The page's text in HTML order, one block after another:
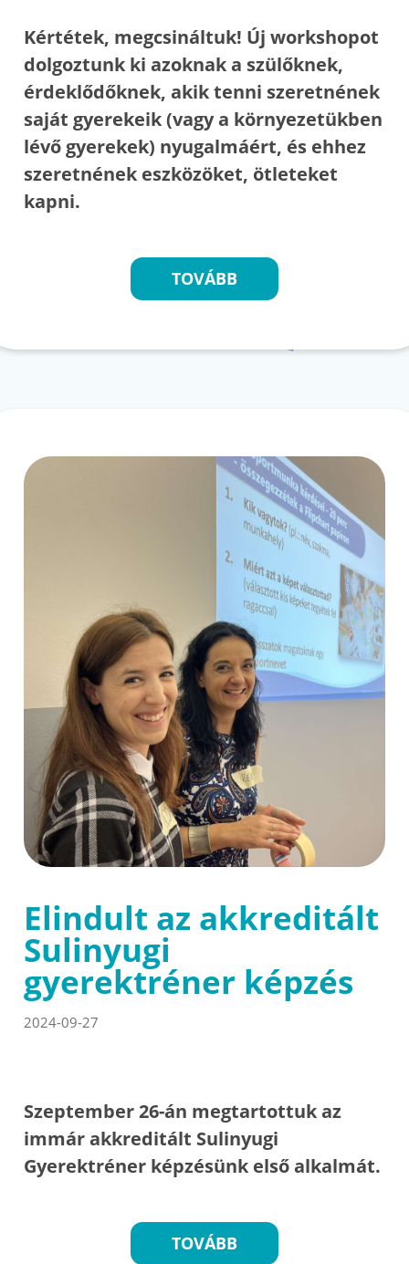
Kértétek, megcsináltuk! Új workshopot
dolgoztunk ki azoknak a szülőknek,
érdeklődőknek, akik tenni szeretnének
saját gyerekeik (vagy a környezetükben
lévő gyerekek) nyugalmáért, és ehhez
szeretnének eszközöket, ötleteket
kapni.
TOVÁBB
Elindult az akkreditált
Sulinyugi
gyerektréner képzés
2024-09-27
Szeptember 26-án megtartottuk az
immár akkreditált Sulinyugi
Gyerektréner képzésünk első alkalmát.
TOVÁBB